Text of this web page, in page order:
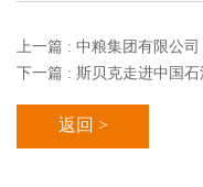
上一篇 : 中粮集团有限公
下一篇 : 斯贝克走进中国
返回 >